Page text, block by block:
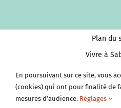
Plan du
Vivre à
Tourisme
Économie et
Clubs et
En poursuivant sur ce site, vous
(cookies) qui ont pour finalité de
mesures d’audience. Réglages